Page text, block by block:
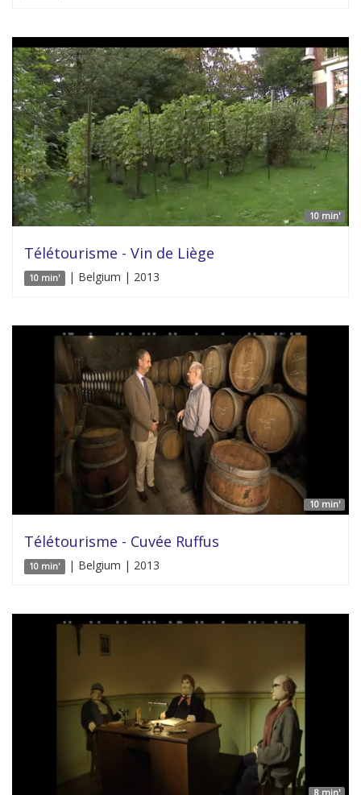
10 min'
Télétourisme - Vin de Liège
10 min' | Belgium | 2013
10 min'
Télétourisme - Cuvée Ruffus
10 min' | Belgium | 2013
8 min'